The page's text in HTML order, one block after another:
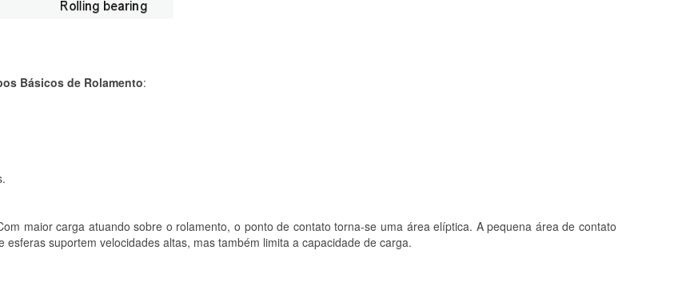
Básicos de Rolamento:
maior carga atuando sobre o rolamento, o ponto de contato torna-se uma área elíptica. A pequena área de contato
suportem velocidades altas, mas também limita a capacidade de carga.